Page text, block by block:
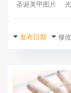
圣诞美甲图片
发布日期 修